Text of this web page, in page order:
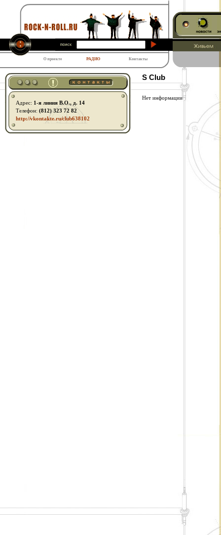
О проекте РАДИО Контакты
Адрес: 1-я линия В.О., д. 14
Телефон: (812) 323 72 82
http:// vkontakte.ru/ club638102
S Club
Нет информации